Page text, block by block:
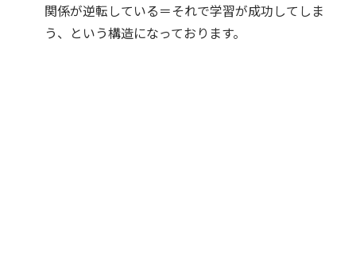
関係が逆転している＝それで学習が成功してしま
う、という構造になっております。